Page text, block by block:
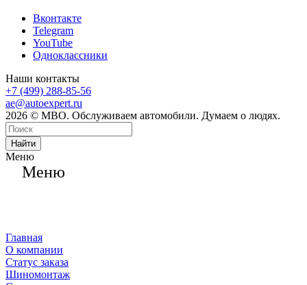
Вконтакте
Telegram
YouTube
Одноклассники
Наши контакты
+7 (499) 288-85-56
ae@autoexpert.ru
2026 © МВО. Обслуживаем автомобили. Думаем о людях.
Найти
Меню
Меню
Главная
О компании
Статус заказа
Шиномонтаж